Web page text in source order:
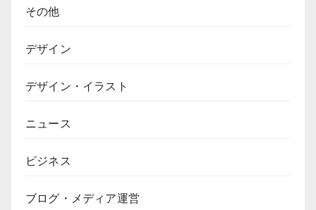
その他
デザイン
デザイン・イラスト
ニュース
ビジネス
ブログ・メディア運営